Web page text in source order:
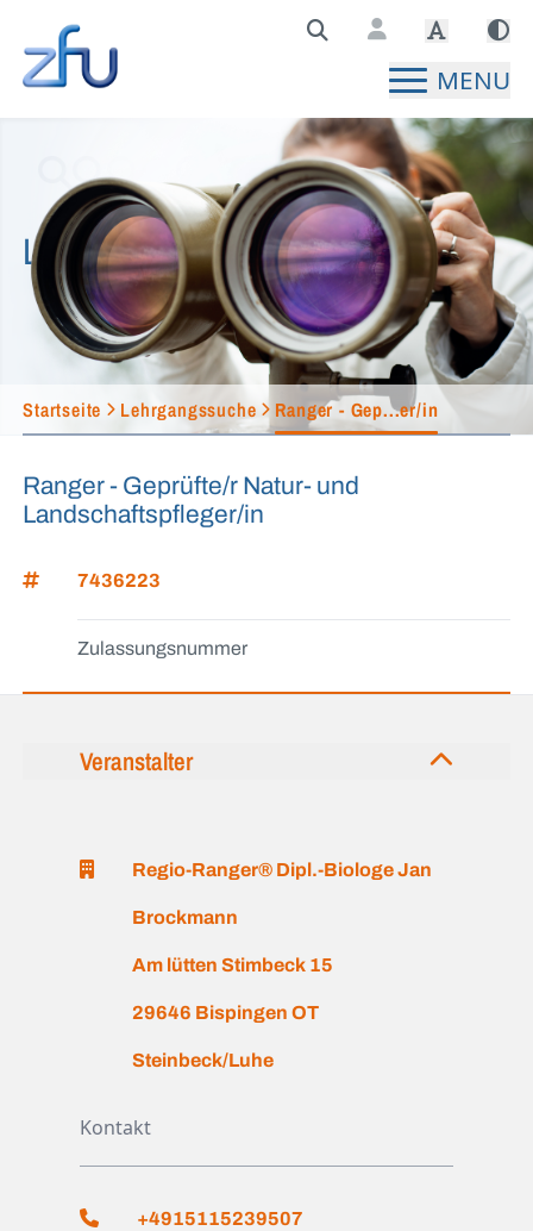
Zentralstelle für Fernunterricht Hauptseite
MENU
Lehrgangssuche
Startseite Lehrgangssuche Ranger - Gep...er/in
Ranger - Geprüfte/r Natur- und
Landschaftspfleger/in
7436223
Zulassungsnummer
Veranstalter
Regio-Ranger® Dipl.-Biologe Jan
Brockmann
Am lütten Stimbeck 15
29646 Bispingen OT
Steinbeck/Luhe
Kontakt
+4915115239507